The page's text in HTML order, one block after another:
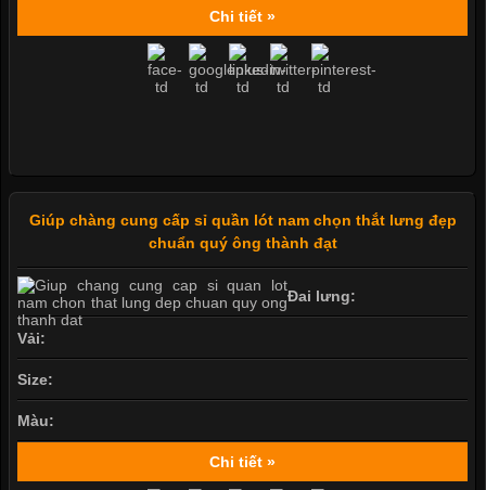
Chi tiết »
Giúp chàng cung cấp sỉ quần lót nam chọn thắt lưng đẹp
chuẩn quý ông thành đạt
Đai lưng:
Vải:
Size:
Màu:
Chi tiết »